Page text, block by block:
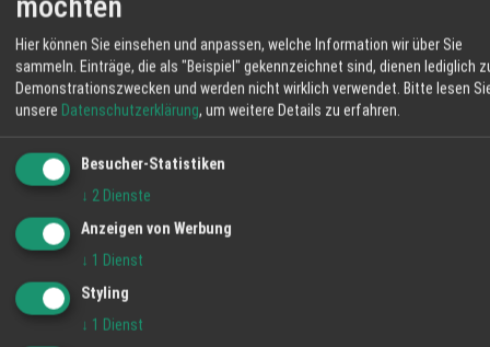
Genussrucksack für die Ortenau - unser Vesper
für deinen Ausflug
News
Hier können Sie einsehen und anpassen, welche Information wir über Sie
sammeln. Einträge, die als "Beispiel" gekennzeichnet sind, dienen lediglich
Demonstrationszwecken und werden nicht wirklich verwendet. Bitte lesen
unsere Datenschutzerklärung, um weitere Details zu erfahren.
Besucher-Statistiken
↓ 2 Dienste
Anzeigen von Werbung
↓ 1 Dienst
Styling
↓ 1 Dienst